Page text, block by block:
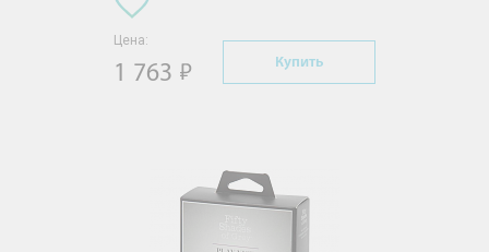
Цена:
1 763 Купить